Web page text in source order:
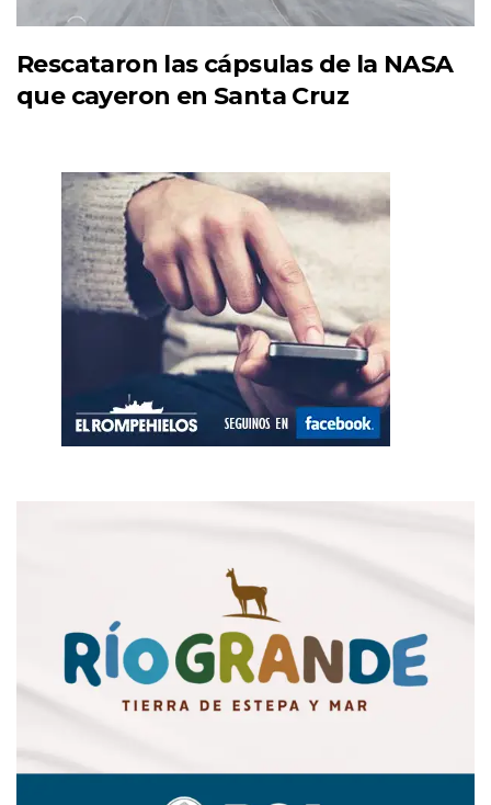
Rescataron las cápsulas de la NASA
que cayeron en Santa Cruz